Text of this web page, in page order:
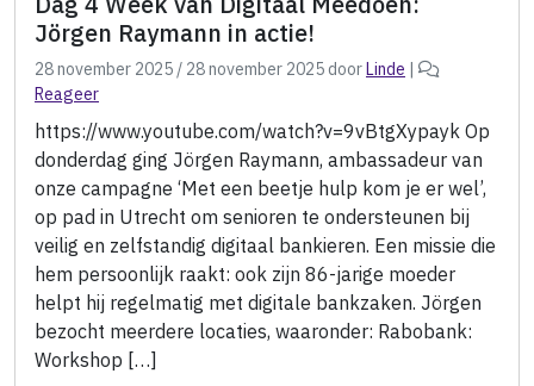
Jörgen Raymann in actie!
28 november 2025 / 28 november 2025 doorLinde |
Reageer
https://www.youtube.com/watch?v=9vBtgXypayk Op
donderdag ging Jörgen Raymann, ambassadeur van
onze campagne ‘Met een beetje hulp kom je er wel’,
op pad in Utrecht om senioren te ondersteunen bij
veilig en zelfstandig digitaal bankieren. Een missie die
hem persoonlijk raakt: ook zijn 86-jarige moeder
helpt hij regelmatig met digitale bankzaken. Jörgen
bezocht meerdere locaties, waaronder: Rabobank:
Workshop […]